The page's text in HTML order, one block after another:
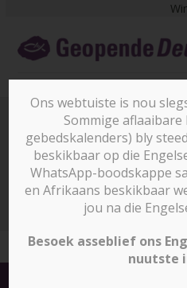
content
Indië
Indië
Ons webtuiste is nou
Sommige
gebedskalenders) bly
beskikbaar op die
WhatsApp-boodskappe
en Afrikaans beskikbaar
jou na die
Besoek asseblief ons
nuutste